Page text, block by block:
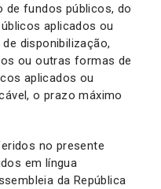
de fundos públicos, do
aplicados ou
disponibilização,
ou outras formas de
aplicados ou
o prazo máximo
no presente
em língua
da República